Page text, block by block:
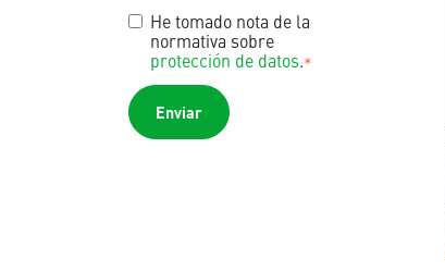
Descargas
Noticias
He tomado nota de la
normativa sobre
protección de datos.*